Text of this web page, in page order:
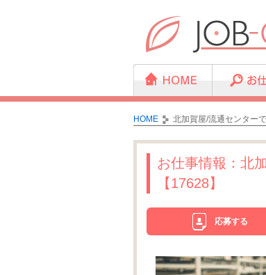
HOME 北加賀屋/流通センター
お仕事情報：北
【17628】
応募する